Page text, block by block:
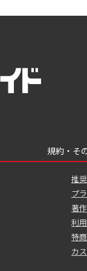
規約・そ
推
プ
著
利
特
カ